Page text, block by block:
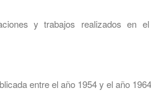
y trabajos realizados en
entre el año 1954 y el año